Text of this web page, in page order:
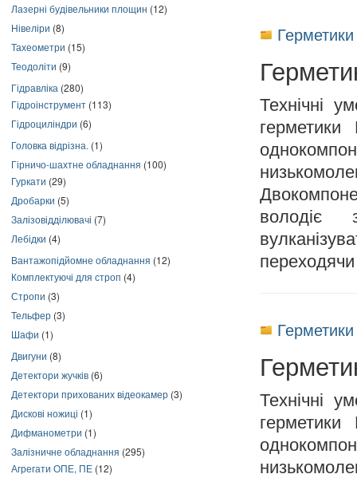
Лазерні будівельники площин (12)
Нівеліри (8)
Тахеометри (15)
Теодоліти (9)
Гідравліка (280)
Гідроінструмент (113)
Гідроциліндри (6)
Головка відрізна. (1)
Гірничо-шахтне обладнання (100)
Гуркати (29)
Дробарки (5)
Залізовідділювачі (7)
Лебідки (4)
Вантажопідйомне обладнання (12)
Комплектуючі для строп (4)
Стропи (3)
Тельфер (3)
Шафи (1)
Двигуни (8)
Детектори жучків (6)
Детектори прихованих відеокамер (3)
Дискові ножиці (1)
Дифманометри (1)
Залізничне обладнання (295)
Агрегати ОПЕ, ПЕ (12)
Герметики
Технічні
володіє
Герметики
Технічні